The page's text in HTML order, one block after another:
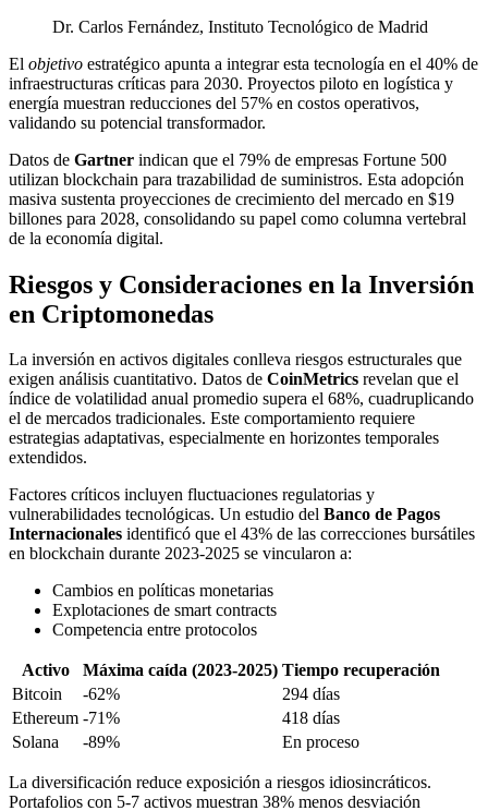
Dr. Carlos Fernández, Instituto Tecnológico de Madrid
El objetivo estratégico apunta a integrar esta tecnología en el 40% de
infraestructuras críticas para 2030. Proyectos piloto en logística y
energía muestran reducciones del 57% en costos operativos,
validando su potencial transformador.
Datos de Gartner indican que el 79% de empresas Fortune 500
utilizan blockchain para trazabilidad de suministros. Esta adopción
masiva sustenta proyecciones de crecimiento del mercado en $19
billones para 2028, consolidando su papel como columna vertebral
de la economía digital.
Riesgos y Consideraciones en la Inversión
en Criptomonedas
La inversión en activos digitales conlleva riesgos estructurales que
exigen análisis cuantitativo. Datos de CoinMetrics revelan que el
índice de volatilidad anual promedio supera el 68%, cuadruplicando
el de mercados tradicionales. Este comportamiento requiere
estrategias adaptativas, especialmente en horizontes temporales
extendidos.
Factores críticos incluyen fluctuaciones regulatorias y
vulnerabilidades tecnológicas. Un estudio del Banco de Pagos
Internacionales identificó que el 43% de las correcciones bursátiles
en blockchain durante 2023-2025 se vincularon a:
Cambios en políticas monetarias
Explotaciones de smart contracts
Competencia entre protocolos
Activo Máxima caída (2023-2025) Tiempo recuperación
Bitcoin
-62%
294 días
Ethereum -71%
418 días
Solana
-89% En proceso
La diversificación reduce exposición a riesgos idiosincráticos.
Portafolios con 5-7 activos muestran 38% menos desviación